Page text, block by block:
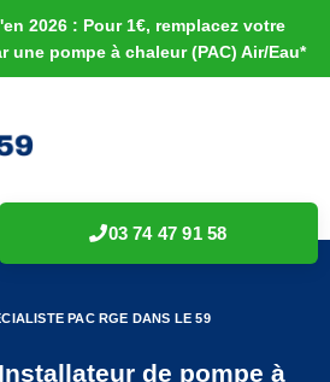
2026 : Pour 1€, remplacez votre
une pompe à chaleur (PAC) Air/Eau*
03 74 47 91 58
PAC RGE DANS LE 59
de pompe à